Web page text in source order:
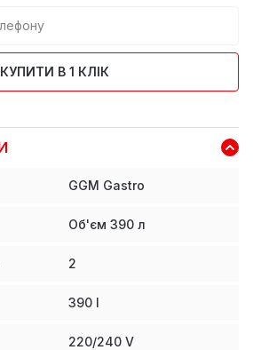
КУПИТИ В 1 КЛІК
GGM Gastro
Об'єм 390 л
2
390 l
220/240 V